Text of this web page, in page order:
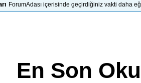
ForumAdası içerisinde geçirdiğiniz vakti daha
En Son